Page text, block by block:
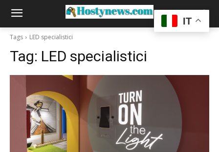
Tags LED specialistici
Tag: LED specialistici
IT